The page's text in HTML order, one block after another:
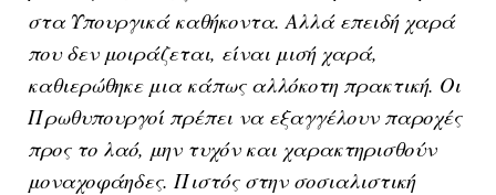
στα Υπουργικά καθήκοντα. Αλλά επειδή χαρά
που δεν μοιράζεται, είναι μισή χαρά,
καθιερώθηκε μια κάπως αλλόκοτη πρακτική. Οι
Πρωθυπουργοί πρέπει να εξαγγέλουν παροχές
προς το λαό, μην τυχόν και χαρακτηρισθούν
μοναχοφάηδες. Πιστός στην σοσιαλιστική